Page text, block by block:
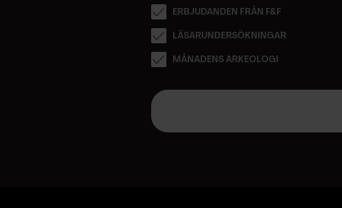
ERBJUDANDEN FRÅN F&F
LÄSARUNDERSÖKNINGAR
MÅNADENS ARKEOLOGI
E
p